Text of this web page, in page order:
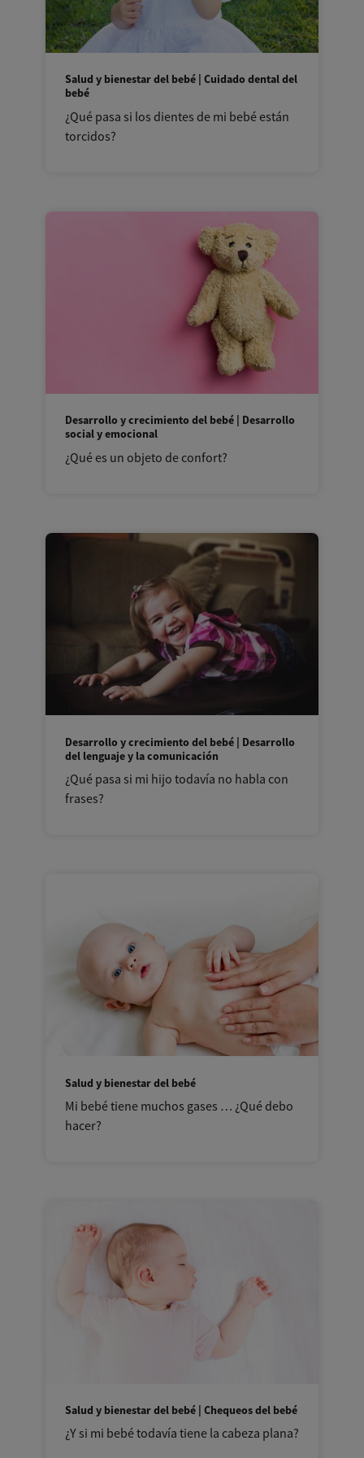
Salud y bienestar del bebé | Cuidado dental del
bebé
¿Qué pasa si los dientes de mi bebé están
torcidos?
Desarrollo y crecimiento del bebé | Desarrollo
social y emocional
¿Qué es un objeto de confort?
Desarrollo y crecimiento del bebé | Desarrollo
del lenguaje y la comunicación
¿Qué pasa si mi hijo todavía no habla con
frases?
Salud y bienestar del bebé
Mi bebé tiene muchos gases … ¿Qué debo
hacer?
Salud y bienestar del bebé | Chequeos del bebé
¿Y si mi bebé todavía tiene la cabeza plana?